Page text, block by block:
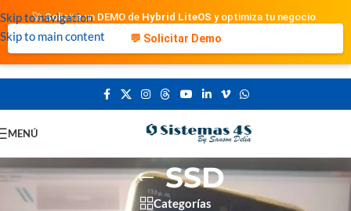
Skip to navigation
Skip to main content
🚀 Solicita un DEMO de Hybrid LiteOS y optimiza tu negocio.
💬 Solicitar Demo
MENÚ
SSD
Categorías